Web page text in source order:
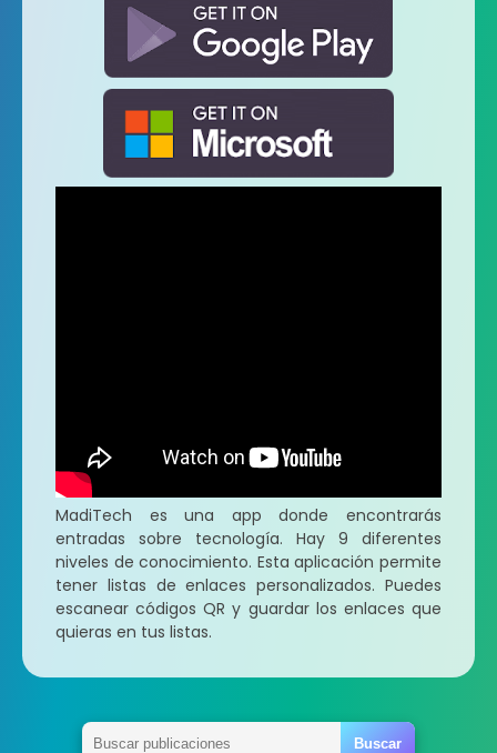
MadiTech es una app donde encontrarás
entradas sobre tecnología. Hay 9 diferentes
niveles de conocimiento. Esta aplicación permite
tener listas de enlaces personalizados. Puedes
escanear códigos QR y guardar los enlaces que
quieras en tus listas.